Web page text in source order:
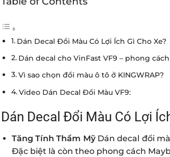
Dán Decal Đổi Màu Có Lợi Ích Gì Cho Xe?
Dán decal cho VinFast VF9 – phong
Vì sao chọn đổi màu ô tô ở KINGWRAP?
Video Dán Decal Đổi Màu VF9:
Dán Decal Đổi Màu Có Lợi
Tăng Tính Thẩm Mỹ Dán decal đổi
Đặc biệt là còn theo phong cách